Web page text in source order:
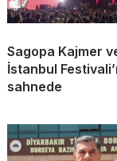
Sagopa Kajmer
İstanbul
sahnede